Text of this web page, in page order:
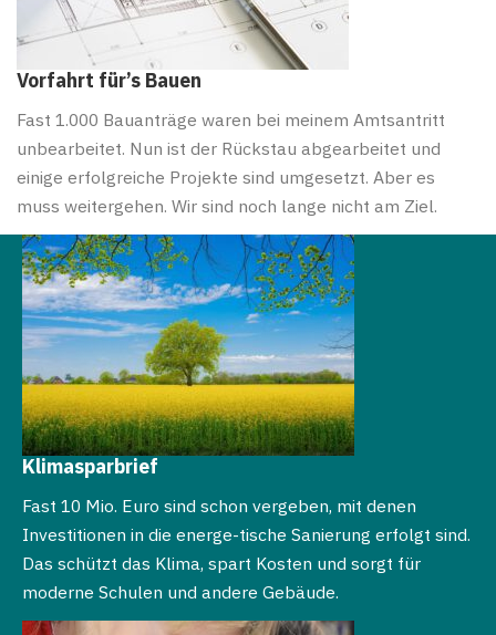
Vorfahrt für’s Bauen
Fast 1.000 Bauanträge waren bei meinem Amtsantritt
unbearbeitet. Nun ist der Rückstau abgearbeitet und
einige erfolgreiche Projekte sind umgesetzt. Aber es
muss weitergehen. Wir sind noch lange nicht am Ziel.
Klimasparbrief
Fast 10 Mio. Euro sind schon vergeben, mit denen
Investitionen in die energe-tische Sanierung erfolgt sind.
Das schützt das Klima, spart Kosten und sorgt für
moderne Schulen und andere Gebäude.